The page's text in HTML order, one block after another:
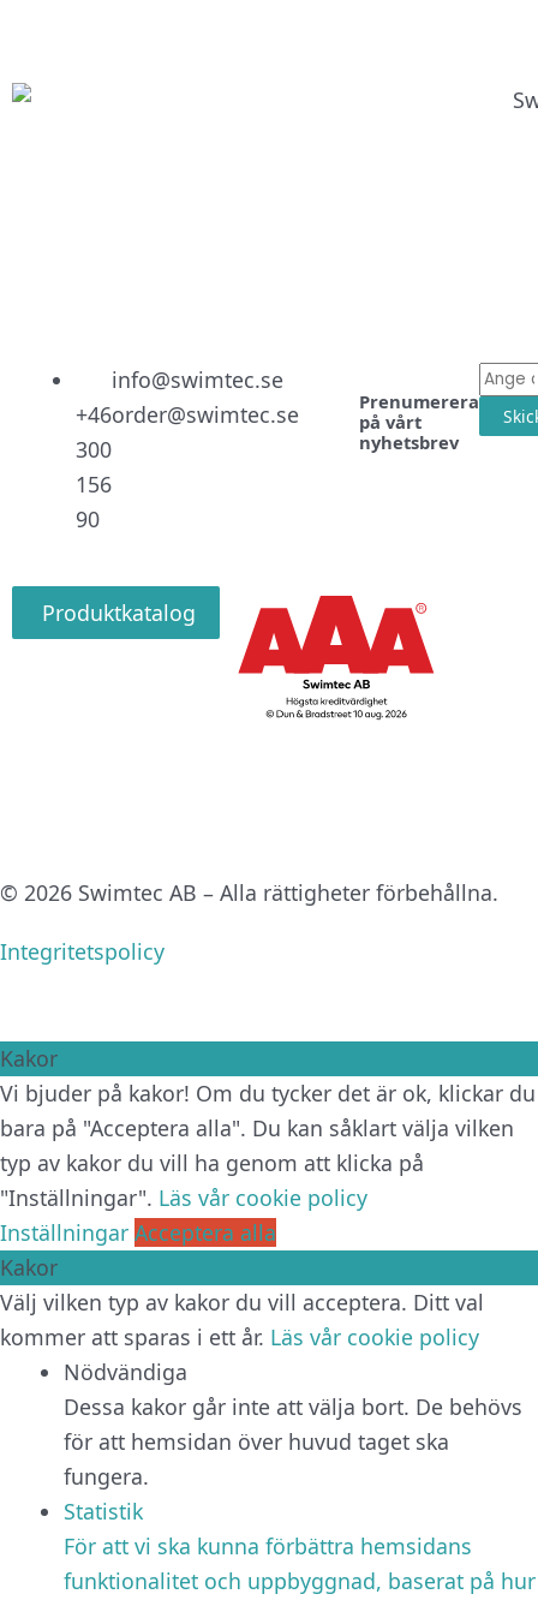
+46
300
156
90
info@swimtec.se
order@swimtec.se
Prenumerera
på vårt
nyhetsbrev
E-
post
Produktkatalog
© 2026 Swimtec AB – Alla rättigheter förbehållna.
Integritetspolicy
Kakor
Vi bjuder på kakor! Om du tycker det är ok, klickar du
bara på "Acceptera alla". Du kan såklart välja vilken
typ av kakor du vill ha genom att klicka på
"Inställningar". Läs vår cookie policy
Inställningar Acceptera alla
Kakor
Välj vilken typ av kakor du vill acceptera. Ditt val
kommer att sparas i ett år. Läs vår cookie policy
Nödvändiga
Dessa kakor går inte att välja bort. De behövs
för att hemsidan över huvud taget ska
fungera.
Statistik
För att vi ska kunna förbättra hemsidans
funktionalitet och uppbyggnad, baserat på hur